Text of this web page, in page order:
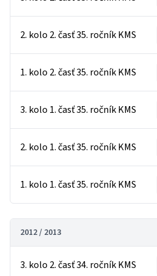
2. kolo 2. časť 35. ročník KMS
1. kolo 2. časť 35. ročník KMS
3. kolo 1. časť 35. ročník KMS
2. kolo 1. časť 35. ročník KMS
1. kolo 1. časť 35. ročník KMS
2012 / 2013
3. kolo 2. časť 34. ročník KMS